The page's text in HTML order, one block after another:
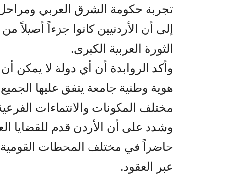
تجربة حكومة الشرق العربي ومراحل
إلى أن الأردنيين كانوا جزءاً أصيلاً
الثورة العربية الكبرى.
وأكد الروابدة أن أي دولة لا يمكن
هوية وطنية جامعة يتفق عليها
مختلف المكونات والانتماءات
وشدد على أن الأردن قدم للقضايا
حاضراً في مختلف المحطات
عبر العقود.